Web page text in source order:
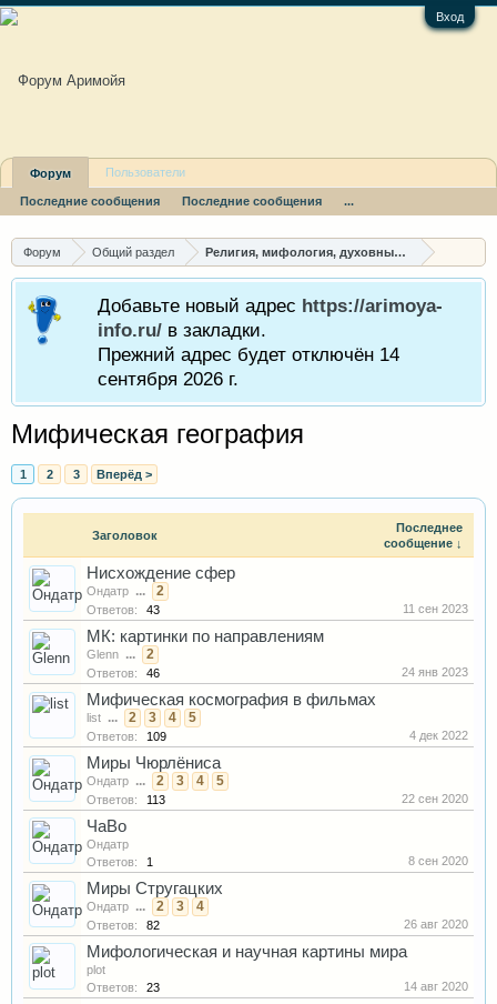
Вход
Форум Общий раздел Религия, мифология, духовные пути
Добавьте новый адрес https://arimoya-
info.ru/ в закладки.
Прежний адрес будет отключён 14
сентября 2026 г.
Мифическая география
1 2 3 Вперёд >
Заголовок
Последнее
сообщение ↓
Нисхождение сфер
Ондатр ... 2
Ответов: 43 11 сен 2023
МК: картинки по направлениям
Glenn ... 2
Ответов: 46 24 янв 2023
Мифическая космография в фильмах
list ... 2 3 4 5
Ответов: 109 4 дек 2022
Миры Чюрлёниса
Ондатр ... 2 3 4 5
Ответов: 113 22 сен 2020
ЧаВо
Ондатр
Ответов:
1 8 сен 2020
Миры Стругацких
Ондатр ... 2 3 4
Ответов: 82 26 авг 2020
Мифологическая и научная картины мира
plot
Ответов:
23 14 авг 2020
Форум
Последние сообщения Последние сообщения ...
Пользователи